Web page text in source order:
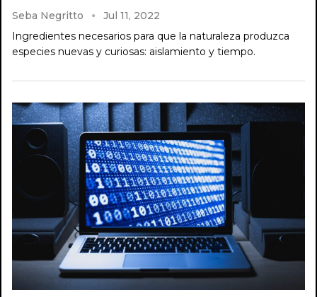
Seba Negritto
Jul 11, 2022
Ingredientes necesarios para que la naturaleza produzca
especies nuevas y curiosas: aislamiento y tiempo.